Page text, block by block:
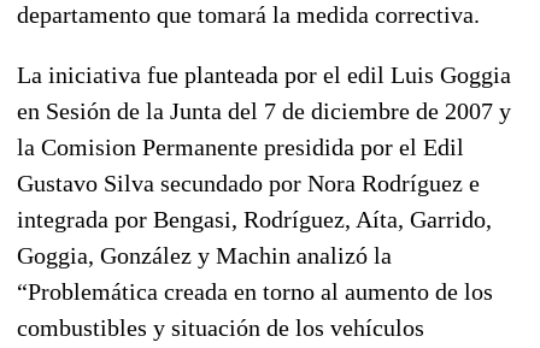
departamento que tomará la medida correctiva.
La iniciativa fue planteada por el edil Luis Goggia
en Sesión de la Junta del 7 de diciembre de 2007 y
la Comision Permanente presidida por el Edil
Gustavo Silva secundado por Nora Rodríguez e
integrada por Bengasi, Rodríguez, Aíta, Garrido,
Goggia, González y Machin analizó la
“Problemática creada en torno al aumento de los
combustibles y situación de los vehículos